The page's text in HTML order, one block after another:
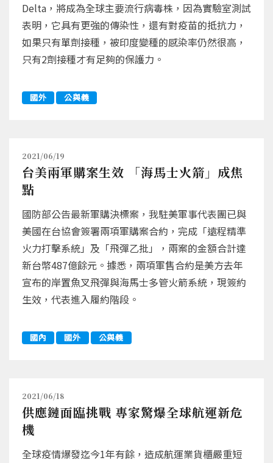
Delta，將成為全球主要流行病毒株，因為實驗室測試
表明，它具有更強的傳染性，還有對疫苗的抵抗力，
如果只有單劑接種，被印度變種的感染率仍然很高，
只有2劑接種才有足夠的保護力。
國外 公與義
2021/06/19
台美兩軍購案生效 「海馬士火箭」成焦
點
國防部公告最新軍購決標案，我駐美軍事代表團已與
美國在台協會簽署兩項軍購案合約，完成「遠程精準
火力打擊系統」及「飛彈乙批」，兩案的金額合計達
新台幣487億餘元。據悉，兩項軍售合約是美方去年
宣布的岸置魚叉飛彈與海馬士多管火箭系統，現簽約
生效，代表進入履約階段。
國內 國外 公與義
2021/06/18
供應鏈面臨挑戰 專家驚爆全球航運新危
機
全球疫情爆發迄今1年有餘，造成航運業貨櫃嚴重短